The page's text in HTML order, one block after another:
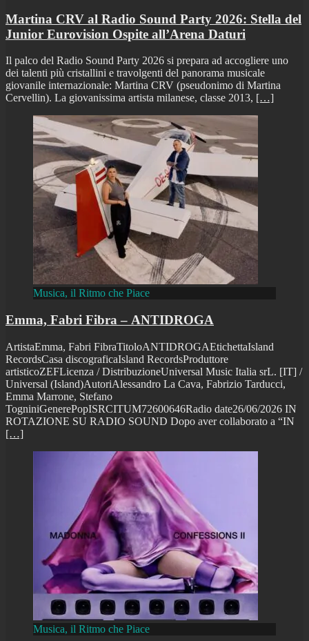
Martina CRV al Radio Sound Party 2026: Stella del
Junior Eurovision Ospite all’Arena Daturi
Il palco del Radio Sound Party 2026 si prepara ad accogliere uno
dei talenti più cristallini e travolgenti del panorama musicale
giovanile internazionale: Martina CRV (pseudonimo di Martina
Cervellin). La giovanissima artista milanese, classe 2013, […]
Musica, il Ritmo che Piace
Emma, Fabri Fibra – ANTIDROGA
ArtistaEmma, Fabri FibraTitoloANTIDROGAEtichettaIsland
RecordsCasa discograficaIsland RecordsProduttore
artisticoZEFLicenza / DistribuzioneUniversal Music Italia srL. [IT] /
Universal (Island)AutoriAlessandro La Cava, Fabrizio Tarducci,
Emma Marrone, Stefano
TogniniGenerePopISRCITUM72600646Radio date26/06/2026 IN
ROTAZIONE SU RADIO SOUND Dopo aver collaborato a “IN
[…]
Musica, il Ritmo che Piace